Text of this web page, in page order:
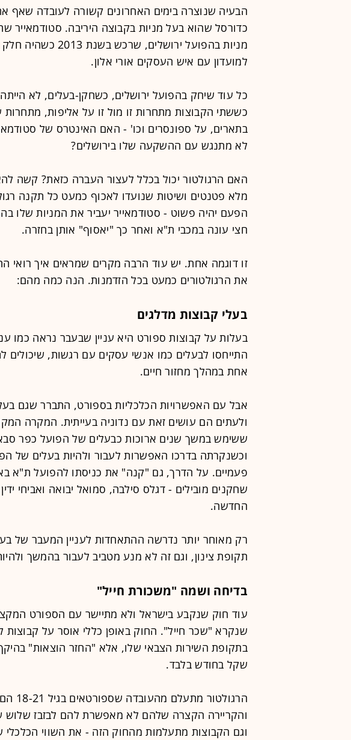
הבעיה שנוצרה בימים האחרונים קשורה לעובדה שאף
כדורסל שהוא בעל מניות בקבוצה היריבה. סטודמאייר
מניות בהפועל
למועדון עם איש העסקים אורי אלון.
כל עוד שיחק בהפועל ירושלים, כשחקן-בעלים, לא
כששתי הקבוצות מתחרות זו מול זו על אליפות, מתחרות
בתארים, על ספונסרים וכו' - האם האינטרס של
לא מתנגש עם ההשקעה שלו בירושלים?
האם הרגולטור יכול בכלל לעצור העברה כזאת? קשה
מלא פטנטים ושיטות שנועדו לאכוף כמעט כל תקנה
הפעם יהיה פשוט - סטודמאייר יעביר את המניות שלו
חצי עונה במכבי ת"א ואחר כך "יאסוף" אותן בחזרה.
זו דוגמה אחת. יש עוד הרבה מקרים שמראים איך רואי
את הרגולטורים כמעט בכל הזדמנות. הנה כמה מהם:
בעלי קבוצות מדלגים
בעלות על קבוצות ספורט היא עניין שבעבר נראה כמו
התייחסו לבעלים כמו אנשי עסקים עם רגשות, שיכולים
אחת במהלך מחזור חיים.
אבל עם האפשרויות הכלכליות בספורט, התברר שגם
ולעתים הם עושים זאת עם נדוניה בעייתית. המקרה
ששימש במשך שנים ארוכות כבעלים של הפועל כפר
וכשנקרתה בדרכו האפשרות לעבור ולהיות בעלים של
פעמיים. על הדרך, גם "קנה" את כניסתו להפועל ת"א
שחקנים מובילים - דגלס סילבה, סמואל יבואה ואביחי
החדשה.
רק מאוחר יותר נדרשה ההתאחדות לעניין המעבר של
תקופת צינון, וגם זה לא מנע מטביב לעבור בהמשך
בדיחה ושמה "משכורת חייל"
עוד חוק שנקבע בישראל ולא מתיישר עם הספורט
שנקרא "שכר חייל". החוק באופן כללי אוסר על
שקל בחודש בלבד.
והקריירה הקצרה שלהם לא מאפשרת להם לבזבז שלוש
וגם הקבוצות מתעלמות מהחוק הזה - את השווי